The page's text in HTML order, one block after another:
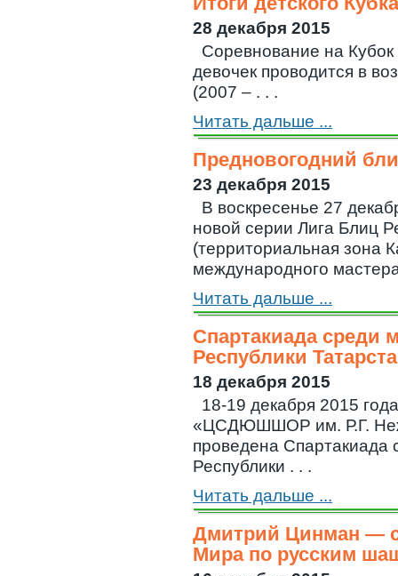
28 декабря 2015
Соревнование на
девочек проводится в
(2007 – . . .
Читать дальше ...
Предновогодний
23 декабря 2015
В воскресенье 27
новой серии Лига Блиц
(территориальная зона
международного
Читать дальше ...
Спартакиада среди
Республики
18 декабря 2015
18-19 декабря 2015
«ЦСДЮШШОР им. Р.Г.
проведена
Республики . . .
Читать дальше ...
Дмитрий Цинман —
Мира по русским